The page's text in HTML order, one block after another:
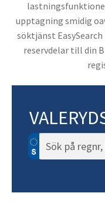
upptagning smidig
söktjänst
reservdelar till din
Sök
efter: